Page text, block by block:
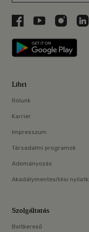
Libri a Facebookon
Libri aLibri
Libri
Rólunk
Karrier
Impresszum
Társadalmi programok
Adományozás
Akadálymentesítési
Szolgáltatás
Boltkereső